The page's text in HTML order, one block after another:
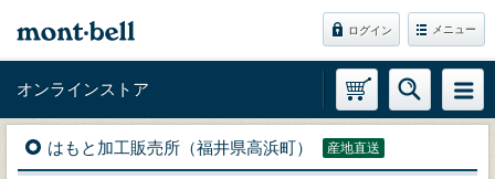
ログイン メニュー
オンラインストア
はもと加工販売所（福井県高浜町） 産地直送